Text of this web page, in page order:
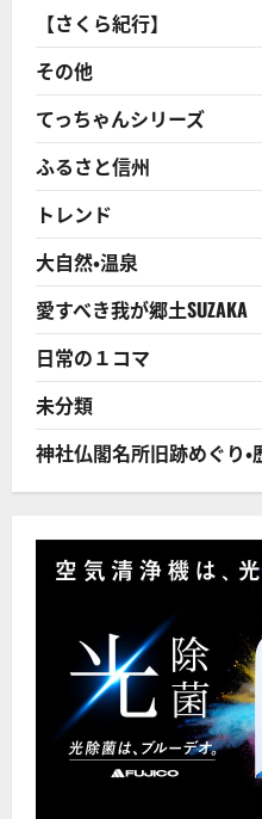
商
店
街」
に
成
功！
全
国
か
ら
次
ぐ
に
つ
い
て
さ
ら
む
【さくら紀行】
その他
てっちゃんシリーズ
ふるさと信州
トレンド
大自然・温泉
愛すべき我が郷土SUZAKA
日常の１コマ
未分類
神社仏閣名所旧跡めぐり・